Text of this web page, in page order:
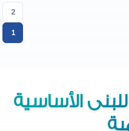
2
1
للبنى الأساسية